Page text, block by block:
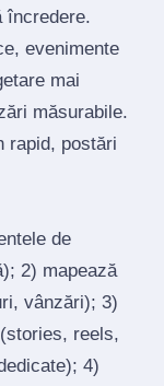
încredere.
evenimente
mai
măsurabile.
rapid, postări
de
2) mapează
vânzări); 3)
reels,
4)